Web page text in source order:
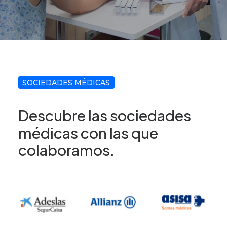
SOCIEDADES MÉDICAS
Descubre las sociedades
médicas con las que
colaboramos.